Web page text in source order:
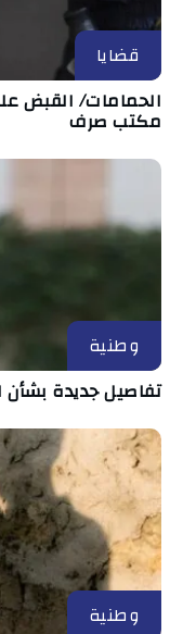
قضايا
الحمامات/ القبض
مكتب صرف
وطنية
تفاصيل جديدة
وطنية